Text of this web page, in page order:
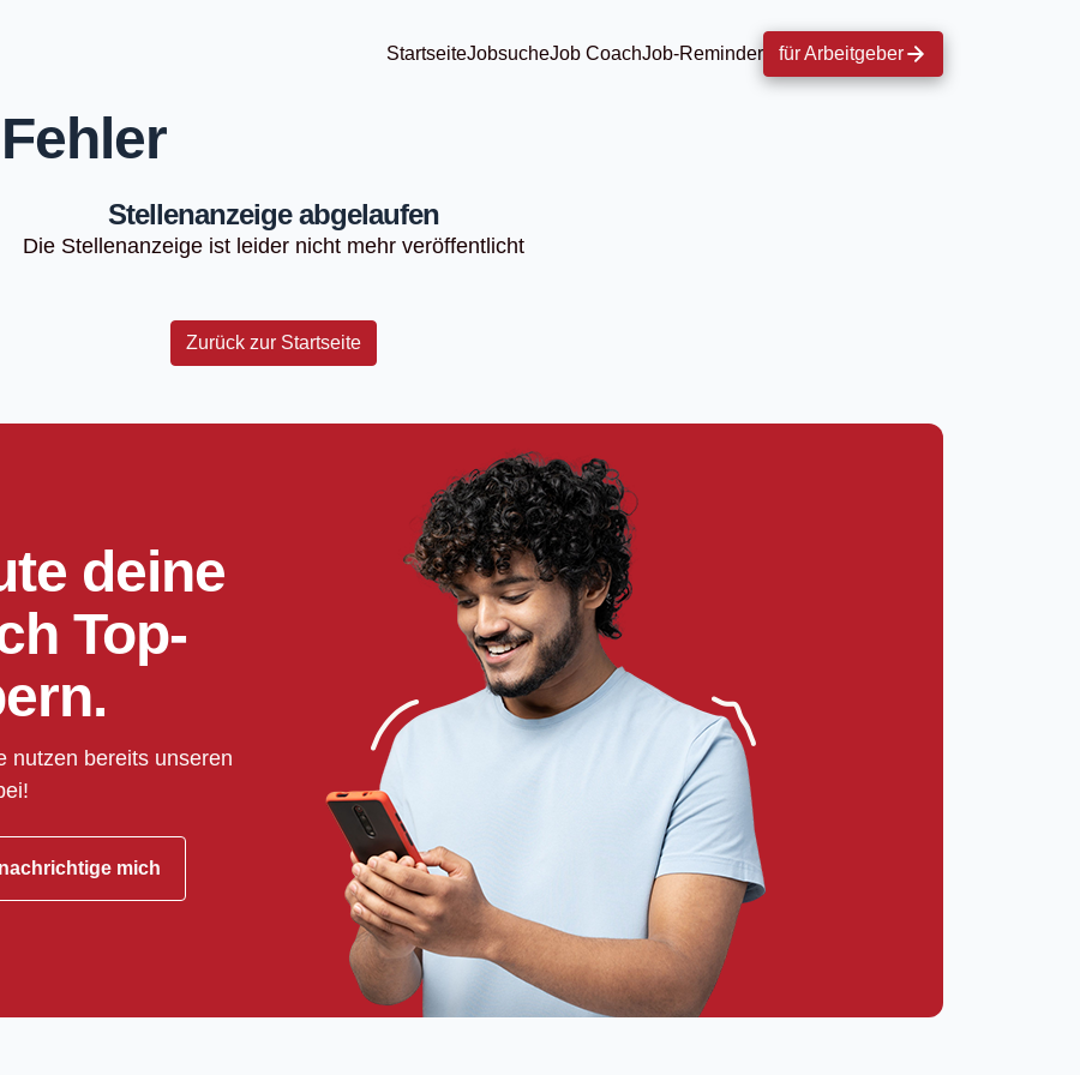
StartseiteJobsucheJob CoachJob-Reminder für Arbeitgeber
Fehler
Stellenanzeige abgelaufen
Die Stellenanzeige ist leider nicht mehr veröffentlicht
Zurück zur Startseite
deine
Top-
nutzen bereits unseren
mich